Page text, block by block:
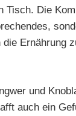
Die
Ernährung
und
auch ein